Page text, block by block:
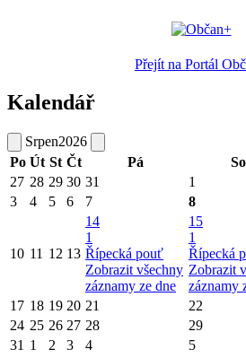
Přejít na Portál
Kalendář
Srpen2026
Po Út St Čt Pá So
27 28 29 30 31 1
3
4 5 6 7 8
10 11 12 13
14
1
Řípecká pouť
Zobrazit všechny
záznamy ze dne
15
1
Řípecká
Zobrazit
záznamy
17 18 19 20 21 22
24 25 26 27 28 29
31 1 2 3 4 5